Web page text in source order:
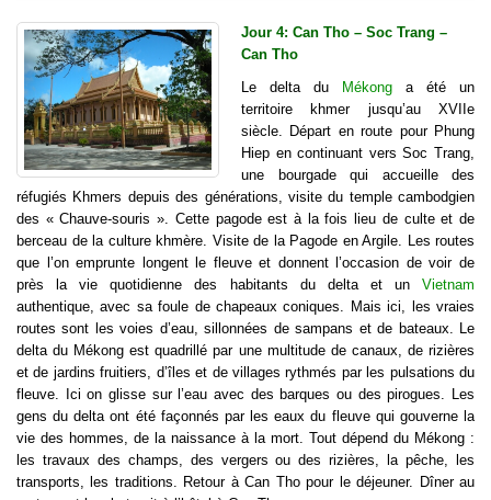
Jour 4: Can Tho – Soc Trang –
Can Tho
Le delta du Mékong a été un
territoire khmer jusqu’au XVIIe
siècle. Départ en route pour Phung
Hiep en continuant vers Soc Trang,
une bourgade qui accueille des
réfugiés Khmers depuis des générations, visite du temple cambodgien
des « Chauve-souris ». Cette pagode est à la fois lieu de culte et de
berceau de la culture khmère. Visite de la Pagode en Argile. Les routes
que l’on emprunte longent le fleuve et donnent l’occasion de voir de
près la vie quotidienne des habitants du delta et un Vietnam
authentique, avec sa foule de chapeaux coniques. Mais ici, les vraies
routes sont les voies d’eau, sillonnées de sampans et de bateaux. Le
delta du Mékong est quadrillé par une multitude de canaux, de rizières
et de jardins fruitiers, d’îles et de villages rythmés par les pulsations du
fleuve. Ici on glisse sur l’eau avec des barques ou des pirogues. Les
gens du delta ont été façonnés par les eaux du fleuve qui gouverne la
vie des hommes, de la naissance à la mort. Tout dépend du Mékong :
les travaux des champs, des vergers ou des rizières, la pêche, les
transports, les traditions. Retour à Can Tho pour le déjeuner. Dîner au